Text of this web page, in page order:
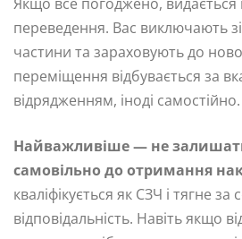
Якщо все погоджено, видається
переведення. Вас виключають
частини та зараховують до
переміщення відбувається за
відрядженням, іноді самостійно.
Найважливіше — не
самовільно до отримання
кваліфікується як СЗЧ і тягне
відповідальність. Навіть якщо